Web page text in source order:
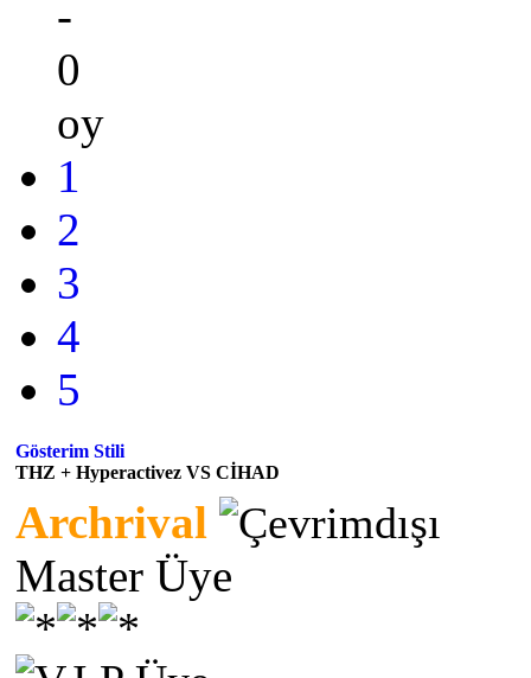
-
0
oy
1
2
3
4
5
Gösterim Stili
THZ + Hyperactivez VS CİHAD
Archrival
Master Üye